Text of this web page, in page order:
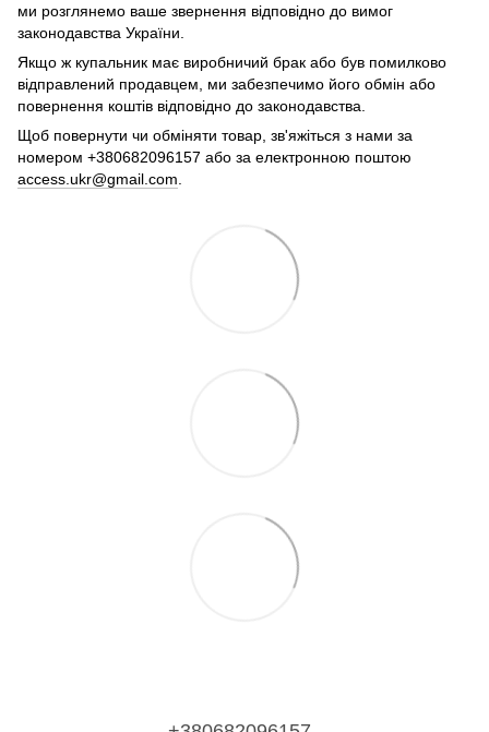
ми розглянемо ваше звернення відповідно до вимог
законодавства України.
Якщо ж купальник має виробничий брак або був помилково
відправлений продавцем, ми забезпечимо його обмін або
повернення коштів відповідно до законодавства.
Щоб повернути чи обміняти товар, зв'яжіться з нами за
номером +380682096157 або за електронною поштою
access.ukr@gmail.com